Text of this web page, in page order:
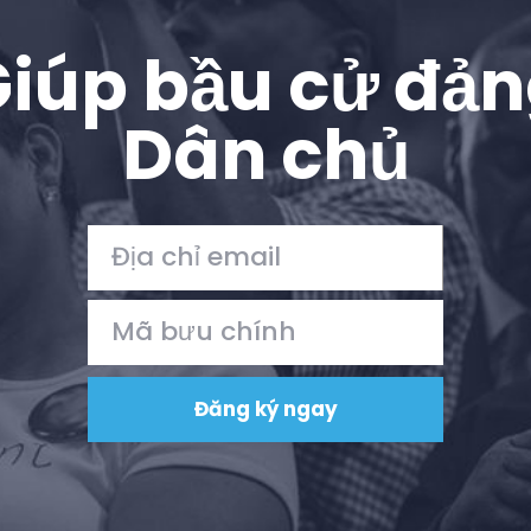
bầu cử
Dân chủ